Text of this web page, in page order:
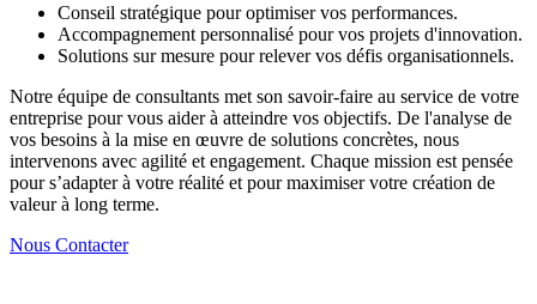
Conseil stratégique pour optimiser vos performances.
Accompagnement personnalisé pour vos projets d'innovation.
Solutions sur mesure pour relever vos défis organisationnels.
Notre équipe de consultants met son savoir-faire au service de votre
entreprise pour vous aider à atteindre vos objectifs. De l'analyse de
vos besoins à la mise en œuvre de solutions concrètes, nous
intervenons avec agilité et engagement. Chaque mission est pensée
pour s’adapter à votre réalité et pour maximiser votre création de
valeur à long terme.
Nous Contacter